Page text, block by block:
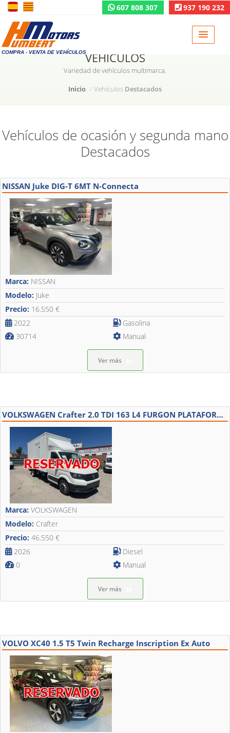
937 190 232
607 808 307
COMPRA - VENTA DE VEHÍCULOSVEHÍCULOS
Variedad de vehículos multimarca.
Inicio
Vehículos Destacados
Vehículos de ocasión y segunda mano
Destacados
NISSAN Juke DIG-T 6MT N-Connecta
Marca: NISSAN
Modelo: Juke
Precio: 16.550 €
2022
30714
Gasolina
Manual
Ver más
VOLKSWAGEN Crafter 2.0 TDI 163 L4 FURGON PLATAFORMA
Marca: VOLKSWAGEN
Modelo: Crafter
Precio: 46.550 €
2026
0
Diesel
Manual
Ver más
VOLVO XC40 1.5 T5 Twin Recharge Inscription Ex Auto